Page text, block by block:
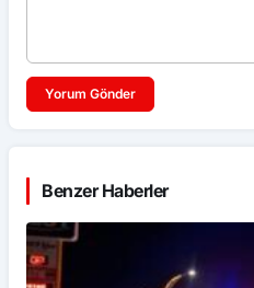
Yorum Gönder
Benzer Haberler